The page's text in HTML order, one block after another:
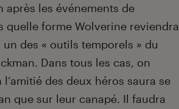
après les événements de
quelle forme Wolverine reviendra
des « outils temporels » du
Dans tous les cas, on
des deux héros saura se
que sur leur canapé. Il faudra